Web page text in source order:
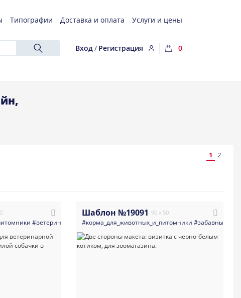
Типографии Доставка и оплата Услуги и цены
Вход/ Регистрация 0
1 2
#ветеринария #яркие#визитка #ветеринария_врачи_клиники
Шаблон №19091 90 x 50
#корма_для_животных_и_питомники